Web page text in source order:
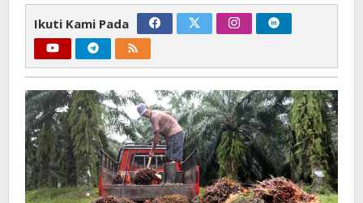
Tipis
Cenderung
Ikuti Kami Pada